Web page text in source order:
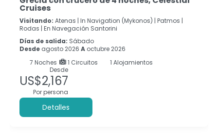
Cruises
Visitando: Atenas | In Navigation (Mykonos) | Patmos |
Rodas | En Navegación Santorini
Días de salida: Sábado
Desde agosto 2026 A octubre 2026
7 Noches 1 Circuitos
1 Alojamientos
Desde
US$2,167
Por persona
Detalles